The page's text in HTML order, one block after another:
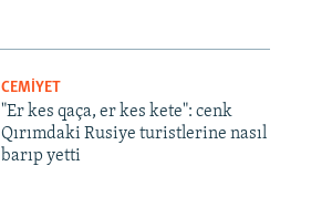
CEMİYET
"Er kes qaça, er kes kete": cenk
Qırımdaki Rusiye turistlerine nasıl
barıp yetti